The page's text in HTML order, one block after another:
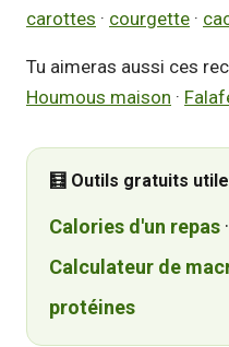
carottes · courgette ·
Tu aimeras aussi ces
Houmous maison ·
🧮 Outils gratuits
Calories d'un repas ·
Calculateur de
protéines